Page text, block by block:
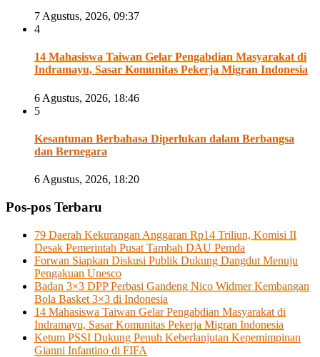
7 Agustus, 2026, 09:37
4
14 Mahasiswa Taiwan Gelar Pengabdian Masyarakat di
Indramayu, Sasar Komunitas Pekerja Migran Indonesia
6 Agustus, 2026, 18:46
5
Kesantunan Berbahasa Diperlukan dalam Berbangsa
dan Bernegara
6 Agustus, 2026, 18:20
Pos-pos Terbaru
79 Daerah Kekurangan Anggaran Rp14 Triliun, Komisi II
Desak Pemerintah Pusat Tambah DAU Pemda
Forwan Siapkan Diskusi Publik Dukung Dangdut Menuju
Pengakuan Unesco
Badan 3×3 DPP Perbasi Gandeng Nico Widmer Kembangan
Bola Basket 3×3 di Indonesia
14 Mahasiswa Taiwan Gelar Pengabdian Masyarakat di
Indramayu, Sasar Komunitas Pekerja Migran Indonesia
Ketum PSSI Dukung Penuh Keberlanjutan Kepemimpinan
Gianni Infantino di FIFA